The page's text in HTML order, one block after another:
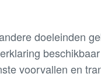
doeleinden
voorvallen en